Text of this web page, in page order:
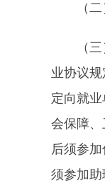
（二）
（三）
业协议
定向就
会保障
后须参
须参加